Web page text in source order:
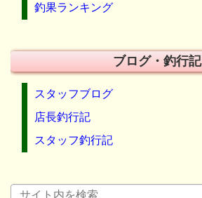
釣果ランキング
ブログ・釣行記
スタッフブログ
店長釣行記
スタッフ釣行記